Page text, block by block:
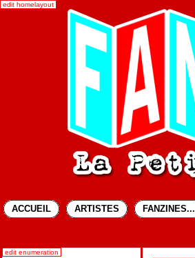
edit homelayout
ACCUEIL ARTISTES FANZINES...
edit enumeration